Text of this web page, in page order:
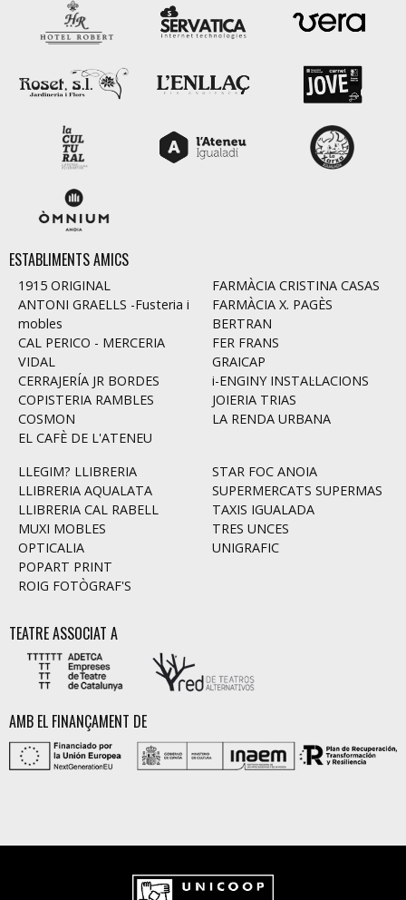
ESTABLIMENTS AMICS
1915 ORIGINAL
ANTONI GRAELLS -Fusteria i
mobles
CAL PERICO - MERCERIA
VIDAL
CERRAJERÍA JR BORDES
COPISTERIA RAMBLES
COSMON
EL CAFÈ DE L'ATENEU
FARMÀCIA CRISTINA CASAS
FARMÀCIA X. PAGÈS
BERTRAN
FER FRANS
GRAICAP
i-ENGINY INSTAL·LACIONS
JOIERIA TRIAS
LA RENDA URBANA
LLEGIM? LLIBRERIA
LLIBRERIA AQUALATA
LLIBRERIA CAL RABELL
MUXI MOBLES
OPTICALIA
POPART PRINT
ROIG FOTÒGRAF'S
STAR FOC ANOIA
SUPERMERCATS SUPERMAS
TAXIS IGUALADA
TRES UNCES
UNIGRAFIC
TEATRE ASSOCIAT A
AMB EL FINANÇAMENT DE